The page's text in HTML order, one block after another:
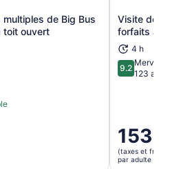
de Big Bus
toit ouvertdans un nouvel onglet
Visite de
forfaits
4 h
9.29.2 sur 10
123 avis
Le
prix
est
153
(taxes et frais
par adulte